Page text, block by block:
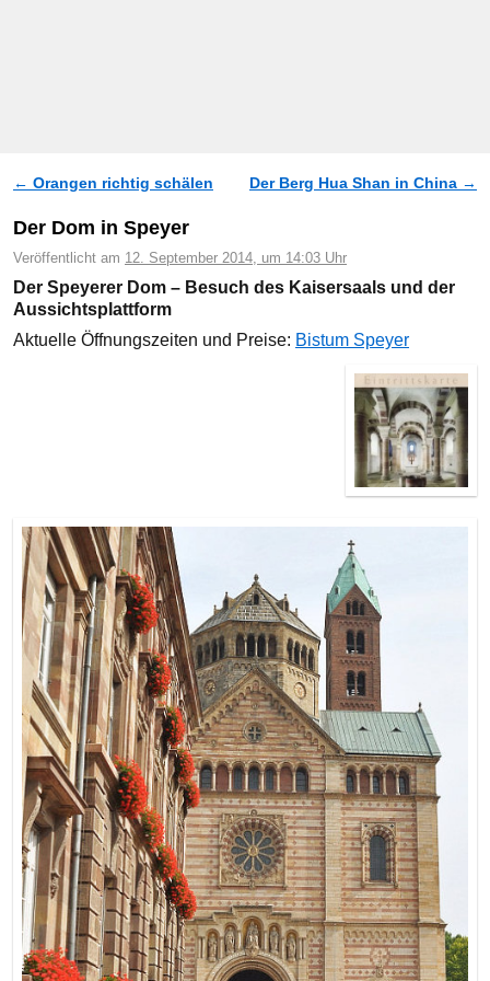
Artikelnavigation
← Orangen richtig schälen Der Berg Hua Shan in China →
Der Dom in Speyer
Veröffentlicht am 12. September 2014, um 14:03 Uhr
Der Speyerer Dom – Besuch des Kaisersaals und der
Aussichtsplattform
Aktuelle Öffnungszeiten und Preise: Bistum Speyer